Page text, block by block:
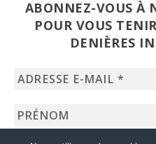
ABONNEZ-VOUS À
POUR VOUS
DENIÈRES
Adresse
*
Prénom
Regards
Uncategorized